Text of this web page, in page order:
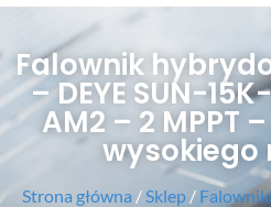
Falownik
– DEYE SUN-
AM2 – 2 MPPT
wysokiego
Strona główna / Sklep /